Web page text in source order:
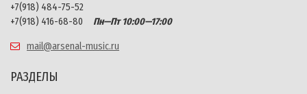
+7(918) 484-75-52
+7(918) 416-68-80
Пн—Пт 10:00—17:00
mail@arsenal-music.ru
РАЗДЕЛЫ